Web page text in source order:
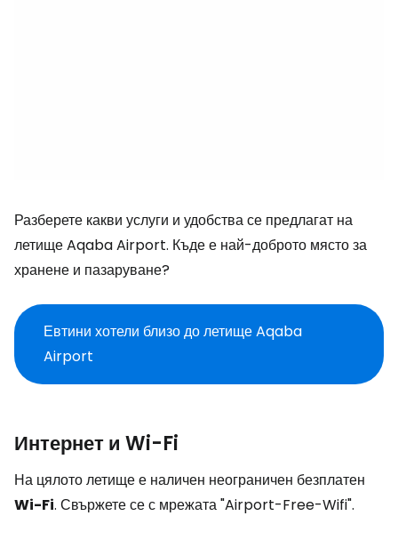
Разберете какви услуги и удобства се предлагат на
летище Aqaba Airport. Къде е най-доброто място за
хранене и пазаруване?
Евтини хотели близо до летище Aqaba
Airport
Интернет и Wi-Fi
На цялото летище е наличен неограничен безплатен
Wi-Fi. Свържете се с мрежата "Airport-Free-Wifi".